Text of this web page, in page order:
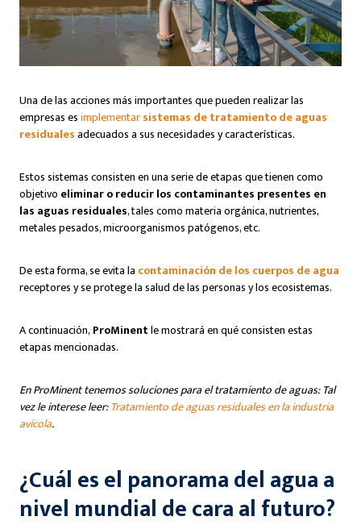
Una de las acciones más importantes que pueden realizar las
empresas esimplementarsistemas de tratamiento de aguas
residualesadecuados a sus necesidades y características.
Estos sistemas consisten en una serie de etapas que tienen como
objetivo eliminar o reducir los contaminantes presentes en
las aguas residuales, tales como materia orgánica, nutrientes,
metales pesados, microorganismos patógenos, etc.
De esta forma, se evita la contaminación de los cuerpos de agua
receptores y se protege la salud de las personas y los ecosistemas.
A continuación, ProMinentle mostrará en qué consisten estas
etapas mencionadas.
En ProMinent tenemos soluciones para el tratamiento de aguas: Tal
vez le interese leer:Tratamiento de aguas residuales en la industria
avícola.
¿Cuál es el panorama del agua a
nivel mundial de cara al futuro?